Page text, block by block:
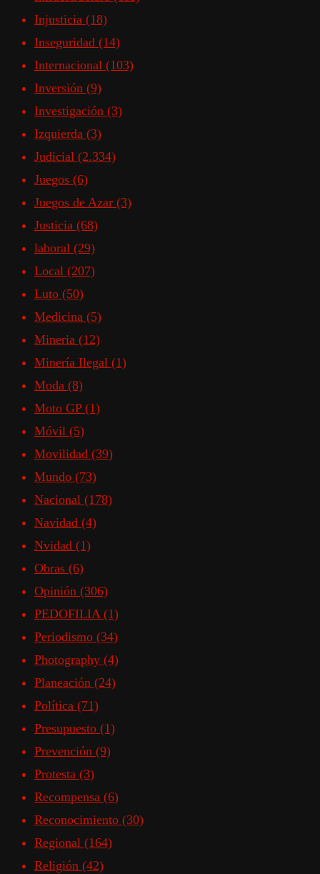
Injusticia (18)
Inseguridad (14)
Internacional (103)
Inversión (9)
Investigación (3)
Izquierda (3)
Judicial (2.334)
Juegos (6)
Juegos de Azar (3)
Justicia (68)
laboral (29)
Local (207)
Luto (50)
Medicina (5)
Mineria (12)
Minería Ilegal (1)
Moda (8)
Moto GP (1)
Móvil (5)
Movilidad (39)
Mundo (73)
Nacional (178)
Navidad (4)
Nvidad (1)
Obras (6)
Opinión (306)
PEDOFILIA (1)
Periodismo (34)
Photography (4)
Planeación (24)
Política (71)
Presupuesto (1)
Prevención (9)
Protesta (3)
Recompensa (6)
Reconocimiento (30)
Regional (164)
Religión (42)